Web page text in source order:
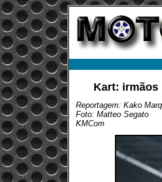
Kart: irmãos
Reportagem: Kako
Foto: Matteo Segato
KMCom